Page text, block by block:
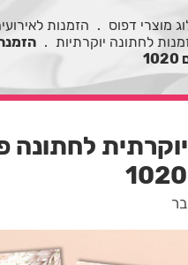
מוצרי דפוס . הזמנות
לחתונה יוקרתיות .
לחתונה